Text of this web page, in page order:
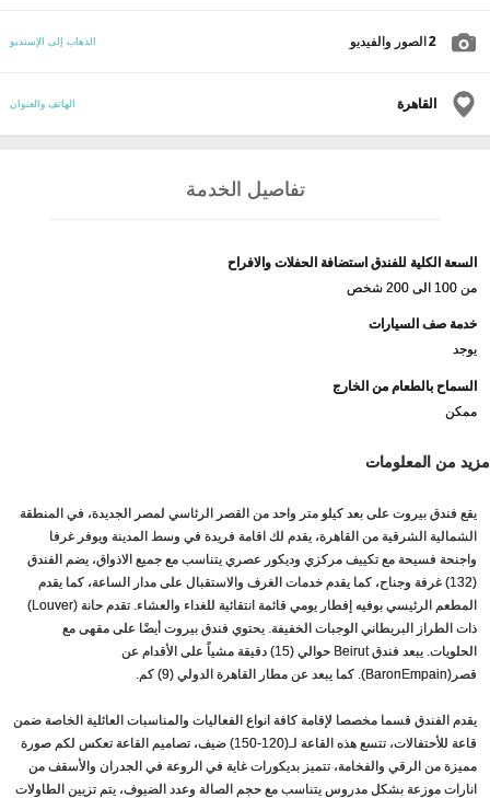
2 الصور والفيديو الذهاب إلى الإستديو
القاهرة الهاتف والعنوان
تفاصيل الخدمة
السعة الكلية للفندق استضافة الحفلات والافراح
من 100 الى 200 شخص
خدمة صف السيارات
يوجد
السماح بالطعام من الخارج
ممكن
مزيد من المعلومات
يقع فندق بيروت على بعد كيلو متر واحد من القصر الرئاسي لمصر الجديدة، في المنطقة
الشمالية الشرقية من القاهرة، يقدم لك اقامة فريدة في وسط المدينة ويوفر غرفا
واجنحة فسيحة مع تكييف مركزي وديكور عصري يتناسب مع جميع الاذواق، يضم الفندق
(132) غرفة وجناح، كما يقدم خدمات الغرف والاستقبال على مدار الساعة، كما يقدم
المطعم الرئيسي بوفيه إفطار يومي قائمة انتقائية للغداء والعشاء. تقدم حانة (Louver)
ذات الطراز البريطاني الوجبات الخفيفة. يحتوي فندق بيروت أيضًا على مقهى مع
الحلويات. يبعد فندق Beirut حوالي (15) دقيقة مشياً على الأقدام عن
قصر(BaronEmpain). كما يبعد عن مطار القاهرة الدولي (9) كم.
يقدم الفندق قسما مخصصا لإقامة كافة انواع الفعاليات والمناسبات العائلية الخاصة ضمن
قاعة للأحتفالات، تتسع هذه القاعة لـ(120-150) ضيف، تصاميم القاعة تعكس لكم صورة
مميزة من الرقي والفخامة، تتميز بديكورات غاية في الروعة في الجدران والأسقف من
انارات موزعة بشكل مدروس يتناسب مع حجم الصالة وعدد الضيوف، يتم تزيين الطاولات